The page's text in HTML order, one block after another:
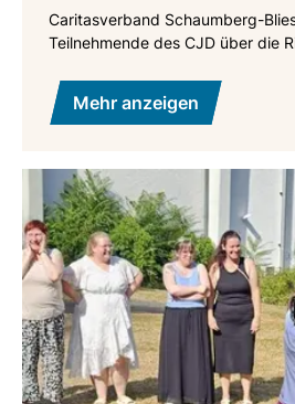
Caritasverband Schaumberg-
Teilnehmende des CJD über die
Mehr anzeigen